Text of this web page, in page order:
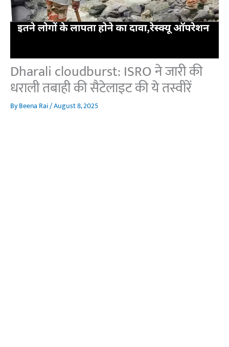
Dharali cloudburst: ISRO ने जारी की
धराली तबाही की सैटेलाइट की ये तस्वीरें
ByBeena Rai/August 8, 2025